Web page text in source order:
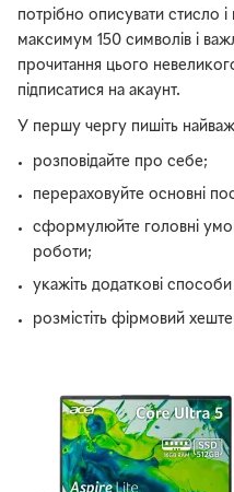
потрібно описувати стисло
максимум 150 символів і
прочитання цього
підписатися на акаунт.
У першу чергу пишіть
розповідайте про себе;
перераховуйте основні
сформулюйте головні
роботи;
укажіть додаткові способи
розмістіть фірмовий